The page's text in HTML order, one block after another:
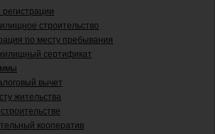
строительство
по месту пребывания
сертификат
вычет
жительства
кооператив